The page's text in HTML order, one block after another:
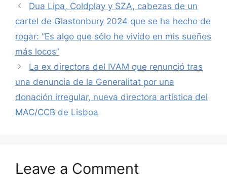
Dua Lipa, Coldplay y SZA, cabezas de un
cartel de Glastonbury 2024 que se ha hecho de
rogar: “Es algo que sólo he vivido en mis sueños
más locos”
La ex directora del IVAM que renunció tras
una denuncia de la Generalitat por una
donación irregular, nueva directora artística del
MAC/CCB de Lisboa
Leave a Comment